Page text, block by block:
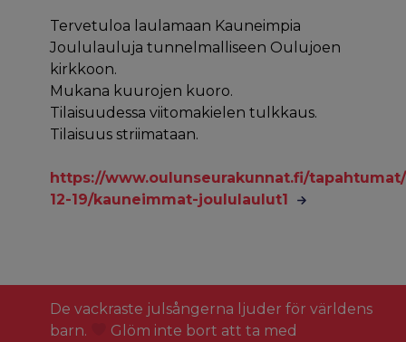
Tervetuloa laulamaan Kauneimpia
Joululauluja tunnelmalliseen Oulujoen
kirkkoon.
Mukana kuurojen kuoro.
Tilaisuudessa viitomakielen tulkkaus.
Tilaisuus striimataan.
https://www.oulunseurakunnat.fi/tapahtumat/
12-19/kauneimmat-joululaulut1
De vackraste julsångerna ljuder för världens
barn.
Glöm inte bort att ta med